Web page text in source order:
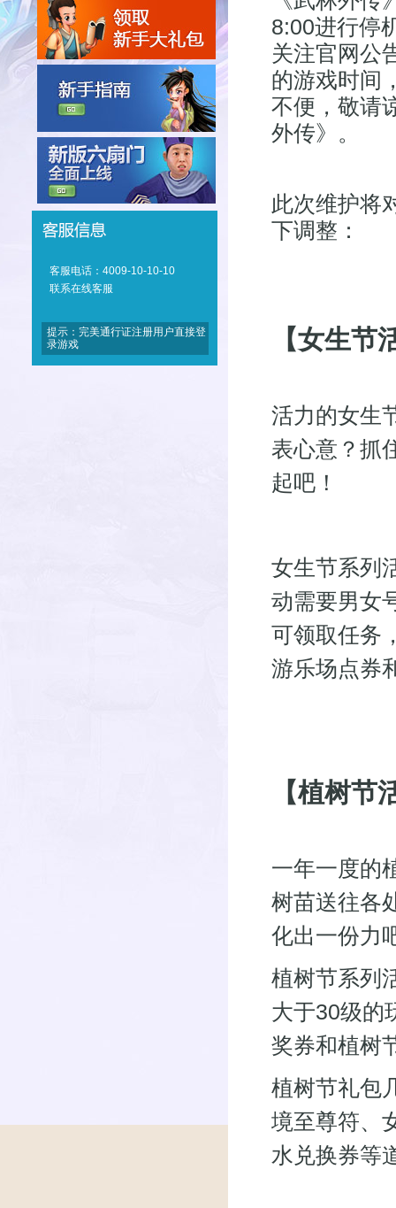
客服电话：4009-10-10-10
联系在线客服
提示：完美通行证注册用户直接登
录游戏
8:00进行停
关注官网公
的游戏时间
不便，敬请
外传》。
此次维护将
下调整：
【女生节
活力的女生
表心意？抓
起吧！
女生节系列
动需要男女
可领取任务
游乐场点券
【植树节
一年一度的
树苗送往各
化出一份力
植树节系列
大于30级的
奖券和植树
植树节礼包
境至尊符、
水兑换券等